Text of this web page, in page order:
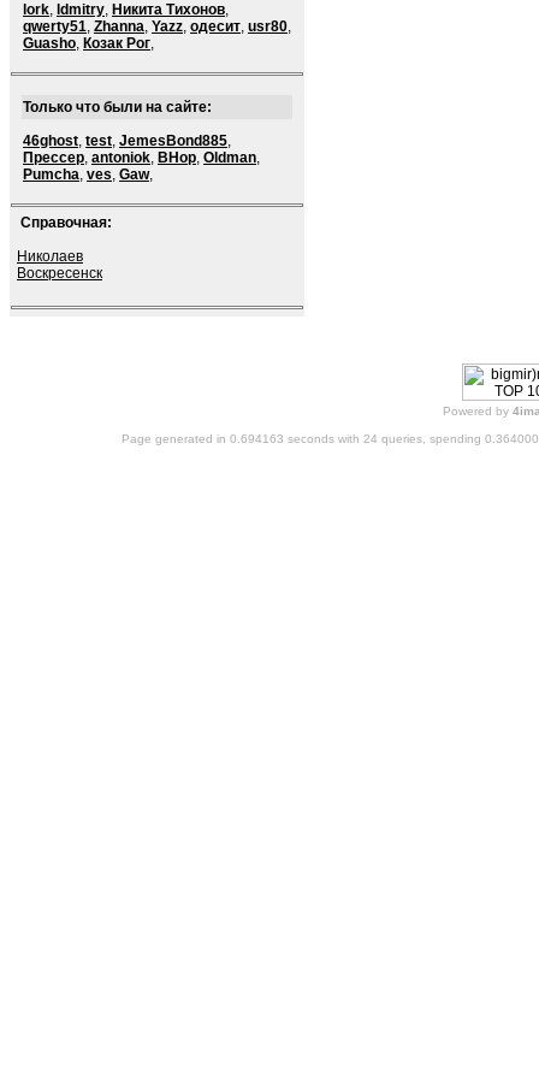
lork, ldmitry, Никита Тихонов,
qwerty51, Zhanna, Yazz, одесит, usr80,
Guasho, Козак Рог,
Только что были на сайте:
46ghost, test, JemesBond885,
Прессер, antoniok, BHop, Oldman,
Pumcha, ves, Gaw,
Справочная:
Николаев
Воскресенск
Powered by
Page generated in 0.694163 seconds with 24 queries, spending